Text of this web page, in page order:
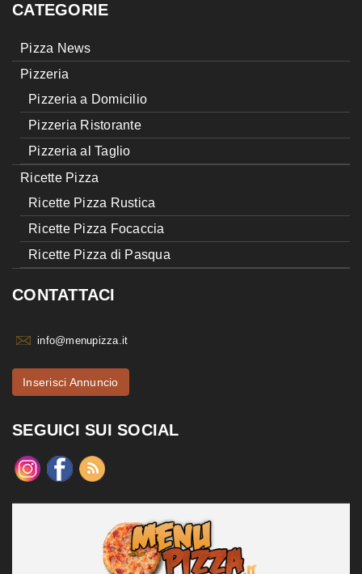
CATEGORIE
Pizza News
Pizzeria
Pizzeria a Domicilio
Pizzeria Ristorante
Pizzeria al Taglio
Ricette Pizza
Ricette Pizza Rustica
Ricette Pizza Focaccia
Ricette Pizza di Pasqua
CONTATTACI
info@menupizza.it
Inserisci Annuncio
SEGUICI SUI SOCIAL